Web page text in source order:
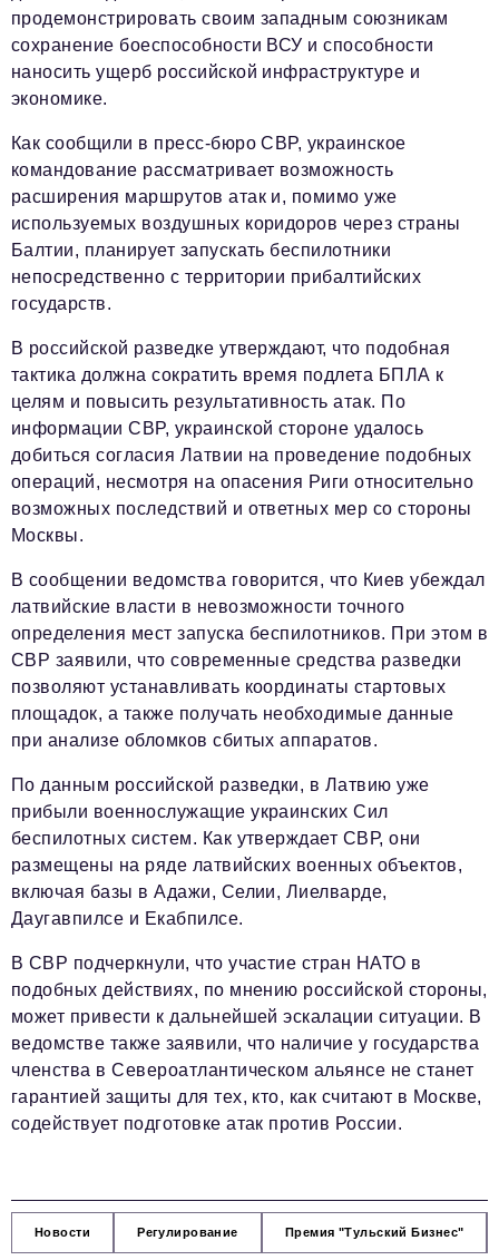
partner@business-magazine.online
продемонстрировать своим западным союзникам
сохранение боеспособности ВСУ и способности
наносить ущерб российской инфраструктуре и
экономике.
Как сообщили в пресс-бюро СВР, украинское
командование рассматривает возможность
расширения маршрутов атак и, помимо уже
используемых воздушных коридоров через страны
Балтии, планирует запускать беспилотники
непосредственно с территории прибалтийских
государств.
В российской разведке утверждают, что подобная
тактика должна сократить время подлета БПЛА к
целям и повысить результативность атак. По
информации СВР, украинской стороне удалось
добиться согласия Латвии на проведение подобных
операций, несмотря на опасения Риги относительно
возможных последствий и ответных мер со стороны
Москвы.
В сообщении ведомства говорится, что Киев убеждал
латвийские власти в невозможности точного
определения мест запуска беспилотников. При этом в
СВР заявили, что современные средства разведки
позволяют устанавливать координаты стартовых
площадок, а также получать необходимые данные
при анализе обломков сбитых аппаратов.
По данным российской разведки, в Латвию уже
прибыли военнослужащие украинских Сил
беспилотных систем. Как утверждает СВР, они
размещены на ряде латвийских военных объектов,
включая базы в Адажи, Селии, Лиелварде,
Даугавпилсе и Екабпилсе.
В СВР подчеркнули, что участие стран НАТО в
подобных действиях, по мнению российской стороны,
может привести к дальнейшей эскалации ситуации. В
ведомстве также заявили, что наличие у государства
членства в Североатлантическом альянсе не станет
гарантией защиты для тех, кто, как считают в Москве,
содействует подготовке атак против России.
Новости Регулирование Премия "Тульский Бизнес"